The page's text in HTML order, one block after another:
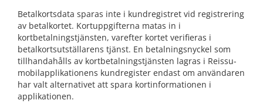
Betalkortsdata sparas inte i kundregistret vid registrering
av betalkortet. Kortuppgifterna matas in i
kortbetalningstjänsten, varefter kortet verifieras i
betalkortsutställarens tjänst. En betalningsnyckel som
tillhandahålls av kortbetalningstjänsten lagras i Reissu-
mobilapplikationens kundregister endast om användaren
har valt alternativet att spara kortinformationen i
applikationen.